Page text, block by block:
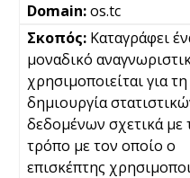
os.tc
Καταγράφει
μοναδικό
χρησιμοποιείται για τη
δημιουργία
δεδομένων σχετικά με
τρόπο με τον οποίο ο
επισκέπτης